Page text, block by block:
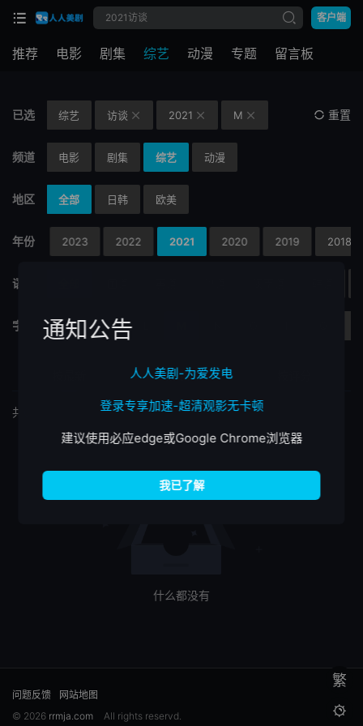
客户端
推荐 电影 剧集 综艺 动漫 专题 留言板
已选 综艺 访谈  2021  M  重置
频道 电影 剧集 综艺 动漫
地区 全部 日韩 欧美
年份
2024 2023 2022 2021 2020 2019 2018
语言
字母
H I J K
按最热
共
什么都没有
繁

问题反馈
网站地图
© 2026 rrmja.com All rights reservd.
通知公告
人人美剧-为爱发电
登录专享加速-超清观影无卡顿
建议使用必应edge或Google Chrome浏览器